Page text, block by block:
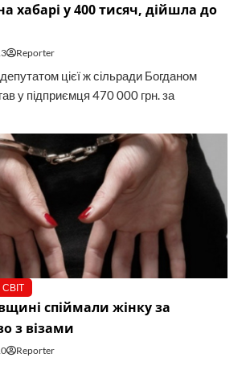
хабарі у 400 тисяч, дійшла до
Reporter
депутатом цієї ж сільради Богданом
у підприємця 470 000 грн. за
СВІТ
спіймали жінку за
з візами
Reporter